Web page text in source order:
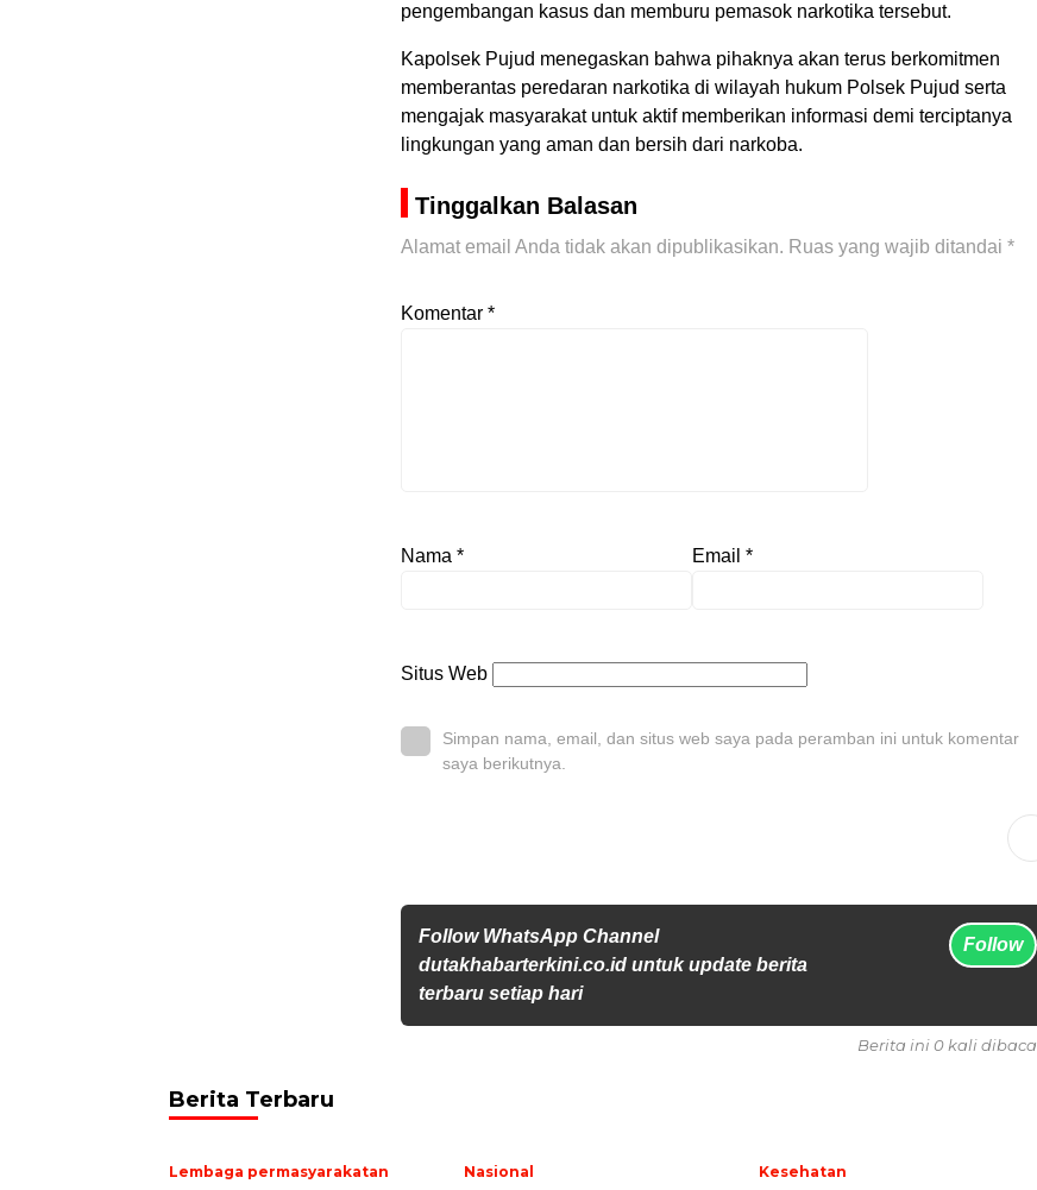
pengembangan kasus dan memburu pemasok narkotika tersebut.
Kapolsek Pujud menegaskan bahwa pihaknya akan terus berkomitmen
memberantas peredaran narkotika di wilayah hukum Polsek Pujud serta
mengajak masyarakat untuk aktif memberikan informasi demi terciptanya
lingkungan yang aman dan bersih dari narkoba.
Tinggalkan Balasan
Alamat email Anda tidak akan dipublikasikan. Ruas yang wajib ditandai *
Komentar *
Nama * Email *
Situs Web
Simpan nama, email, dan situs web saya pada peramban ini untuk komentar
saya berikutnya.
Follow WhatsApp Channel
dutakhabarterkini.co.id untuk update berita
terbaru setiap hari
Follow
Berita ini 0 kali dibaca
Berita Terbaru
Lembaga permasyarakatan Nasional Kesehatan